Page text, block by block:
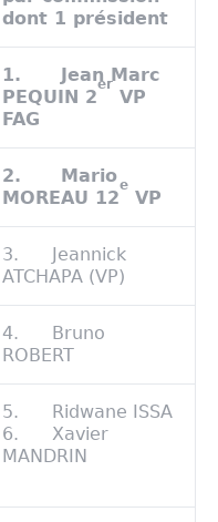
dont 1 président
1.
Jean Marc
PEQUIN 2
er
VP
FAG
2.
Mario
MOREAU 12
e
VP
3. Jeannick
ATCHAPA (VP)
4. Bruno
ROBERT
5. Ridwane ISSA
6. Xavier
MANDRIN